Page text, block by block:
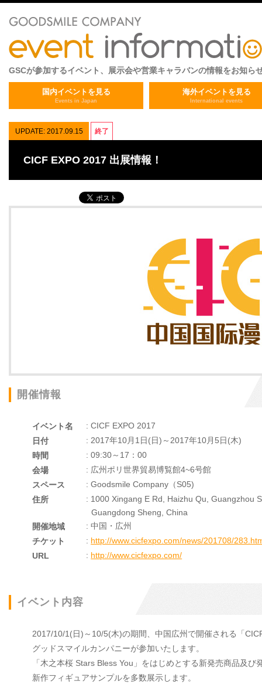
GSCが参加するイベント、展示会や営業キャラバンの情報をお知ら
国内イベントを見る
Events in Japan
海外イベントを見る
International events
UPDATE: 2017.09.15 終了
CICF EXPO 2017 出展情報！
開催情報
イベント名
: CICF EXPO 2017
日付
: 2017年10月1日(日)～2017年10月5日(木)
時間
: 09:30～17：00
会場
: 広州ポリ世界貿易博覧館4~6号館
スペース
: Goodsmile Company（S05)
住所
: 1000 Xingang E Rd, Haizhu Qu, Guangzhou
Guangdong Sheng, China
開催地域
: 中国・広州
チケット
: http://www.cicfexpo.com/news/201708/
URL
: http://www.cicfexpo.com/
イベント内容
2017/10/1(日)～10/5(木)の期間、中国広州で開催される「
グッドスマイルカンパニーが参加いたします。
「木之本桜 Stars Bless You」をはじめとする新発売商品及び
新作フィギュアサンプルを多数展示します。